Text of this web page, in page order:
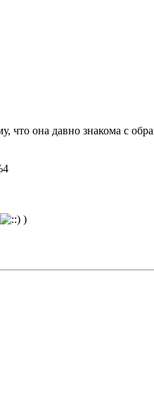
что она давно знакома с
)